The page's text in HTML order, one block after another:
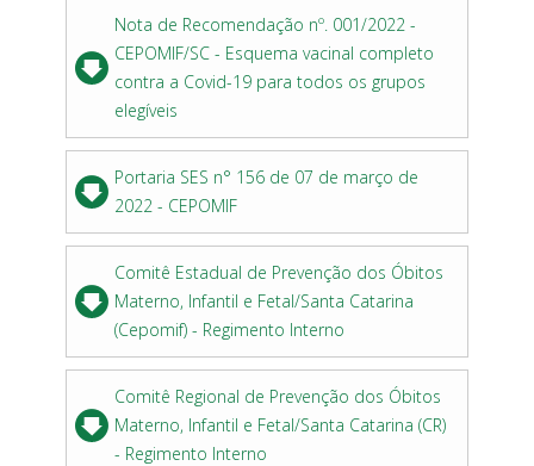
Nota de Recomendação nº. 001/2022 -
CEPOMIF/SC - Esquema vacinal completo
contra a Covid-19 para todos os grupos
elegíveis
Portaria SES n° 156 de 07 de março de
2022 - CEPOMIF
Comitê Estadual de Prevenção dos Óbitos
Materno, Infantil e Fetal/Santa Catarina
(Cepomif) - Regimento Interno
Comitê Regional de Prevenção dos Óbitos
Materno, Infantil e Fetal/Santa Catarina (CR)
- Regimento Interno